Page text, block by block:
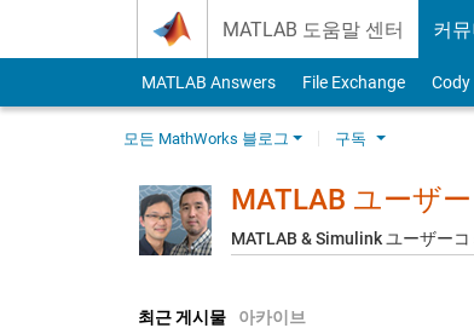
MATLAB 도움말 센터 커
MATLAB Answers File Exchange Cody
모든 MathWorks 블로그 구독
MATLAB ユーザ
MATLAB & Simulink ユーザー
최근 게시물 아카이브